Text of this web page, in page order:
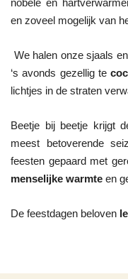
nobele en
en zoveel mogelijk van
‘s avonds gezellig te
lichtjes in de straten
Beetje bij beetje krijgt
meest betoverende
menselijke warmte en
De feestdagen beloven